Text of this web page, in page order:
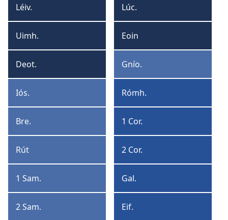
Léivític
Léiv.
Uimhreacha
Uimh.
Deotranaimí
Deot.
Iósua
Iós.
Breithiúna
Bre.
Rút
Rút
1
Samúéil
1 Sam.
2
2 Sam.
Lúcás
Lúc.
Eoin
Eoin
Gníomhartha
Gnío.
Rómhánaigh
Rómh.
1
Corantaigh
1 Cor.
2
Corantaigh
2 Cor.
Galataigh
Gal.
Eifisigh
Eif.